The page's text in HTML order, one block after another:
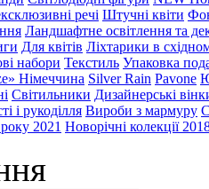
речі Штучні квіти
Ландшафтне освітлення та
Для квітів Ліхтарики в
набори Текстиль Упаковка
Німеччина Silver Rain Pavone
Світильники Дизайнерські
і рукоділля Вироби з мармуру
2021 Новорічні колекції